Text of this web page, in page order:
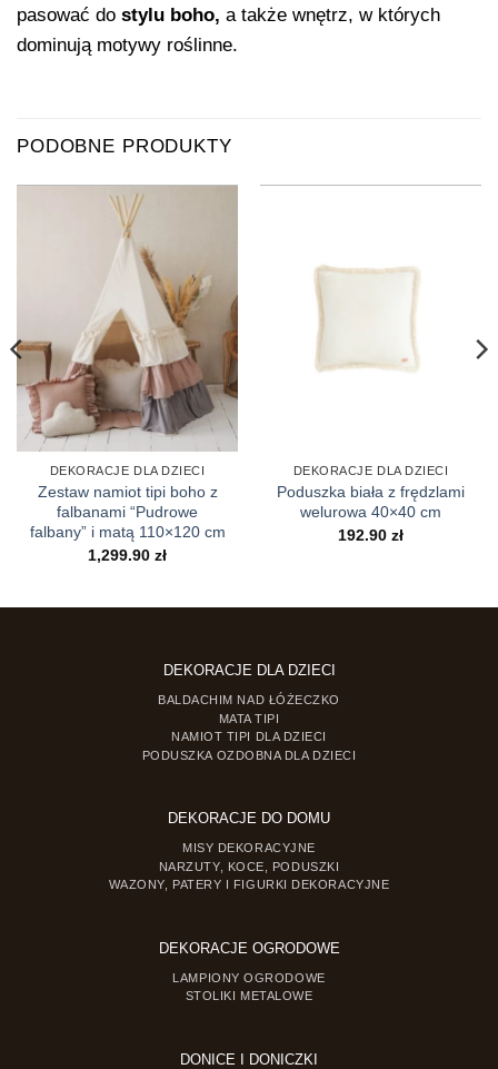
pasować do stylu boho, a także wnętrz, w których
dominują motywy roślinne.
PODOBNE PRODUKTY
DEKORACJE DLA DZIECI
Zestaw namiot tipi boho z
falbanami “Pudrowe
falbany” i matą 110×120 cm
1,299.90 zł
DEKORACJE DLA DZIECI
Poduszka biała z frędzlami
welurowa 40×40 cm
192.90 zł
DEKORACJE DLA DZIECI
BALDACHIM NAD ŁÓŻECZKO
MATA TIPI
NAMIOT TIPI DLA DZIECI
PODUSZKA OZDOBNA DLA DZIECI
DEKORACJE DO DOMU
MISY DEKORACYJNE
NARZUTY, KOCE, PODUSZKI
WAZONY, PATERY I FIGURKI DEKORACYJNE
DEKORACJE OGRODOWE
LAMPIONY OGRODOWE
STOLIKI METALOWE
DONICE I DONICZKI